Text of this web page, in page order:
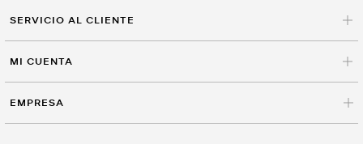
SERVICIO AL CLIENTE
MI CUENTA
EMPRESA